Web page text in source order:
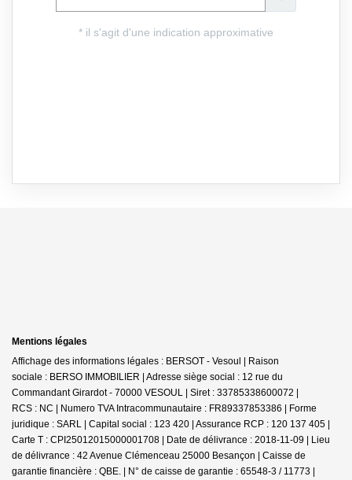
Mentions légales
Affichage des informations légales : BERSOT - Vesoul | Raison
sociale : BERSO IMMOBILIER | Adresse siège social : 12 rue du
Commandant Girardot - 70000 VESOUL | Siret : 33785338600072 |
RCS : NC | Numero TVA Intracommunautaire : FR89337853386 | Forme
juridique : SARL | Capital social : 123 420 | Assurance RCP : 120 137 405 |
Carte T : CPI25012015000001708 | Date de délivrance : 2018-11-09 | Lieu
de délivrance : 42 Avenue Clémenceau 25000 Besançon | Caisse de
garantie financière : QBE. | N° de caisse de garantie : 65548-3 / 11773 |